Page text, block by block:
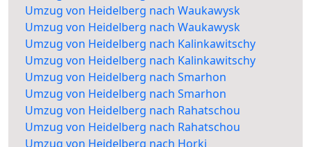
Umzug von Heidelberg nach Waukawysk
Umzug von Heidelberg nach Waukawysk
Umzug von Heidelberg nach Kalinkawitschy
Umzug von Heidelberg nach Kalinkawitschy
Umzug von Heidelberg nach Smarhon
Umzug von Heidelberg nach Smarhon
Umzug von Heidelberg nach Rahatschou
Umzug von Heidelberg nach Rahatschou
Umzug von Heidelberg nach Horki